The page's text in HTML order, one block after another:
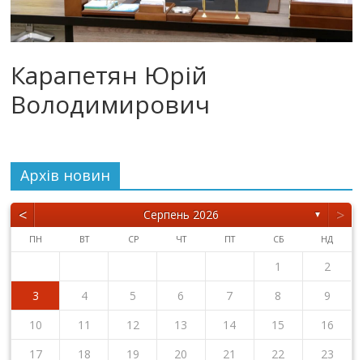
Карапетян Юрій
Володимирович
Архiв новин
< Серпень 2026 ▼ >
ПН ВТ СР ЧТ ПТ СБ НД
1
2
3
4 5 6 7 8
9
10
11 12 13 14 15
16
17
18 19 20 21 22
23